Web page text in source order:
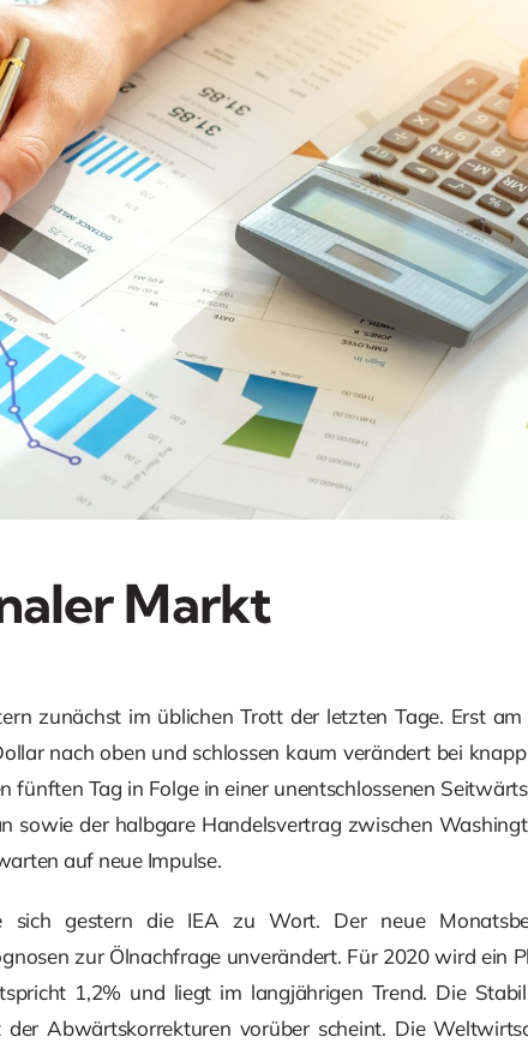
Markt
zunächst im üblichen Trott der letzten Tage. Erst
nach oben und schlossen kaum verändert bei
fünften Tag in Folge in einer unentschlossenen
sowie der halbgare Handelsvertrag zwischen
auf neue Impulse.
sich gestern die IEA zu Wort. Der neue
zur Ölnachfrage unverändert. Für 2020 wird ein
1,2% und liegt im langjährigen Trend. Die
Abwärtskorrekturen vorüber scheint. Die